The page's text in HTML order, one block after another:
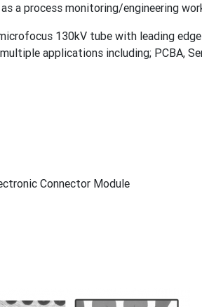
a process monitoring/engineering
130kV tube with leading
applications including; PCBA,
Connector Module